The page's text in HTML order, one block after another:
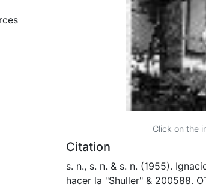
Click on the
Citation
s. n., s. n. & s. n. (1955).
hacer la "Shuller" & 200588.